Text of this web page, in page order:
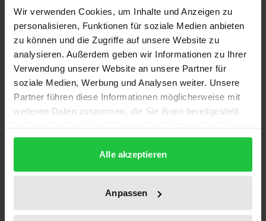
Wir verwenden Cookies, um Inhalte und Anzeigen zu
personalisieren, Funktionen für soziale Medien anbieten
zu können und die Zugriffe auf unsere Website zu
analysieren. Außerdem geben wir Informationen zu Ihrer
Verwendung unserer Website an unsere Partner für
soziale Medien, Werbung und Analysen weiter. Unsere
Partner führen diese Informationen möglicherweise mit
weiteren Daten zusammen, die Sie ihnen bereitgestellt
gesammelt haben.
Alle akzeptieren
Anpassen
Von den verschiedensten Parteien werden
begleitend zu EU-Rechtsakten Erklärungen zum
Protokoll des Rates abgegeben, die den Inhalt der
Rechtsakte betreffen.
Das Werk leistet eine umfassende Aufarbeitung
dieser Erklärungen. Neben einer Kategorisierung
wird die rechtliche Wirkung der Erklärungen unter
Möglichkeit für Privatpersonen, die Erklärungen für
sich zu nutzen. Der Autor kommt zu dem Schluß,
daß die rechtliche Wirkung der Erklärungen,
insbesondere derjenigen des Rates selbst, in der